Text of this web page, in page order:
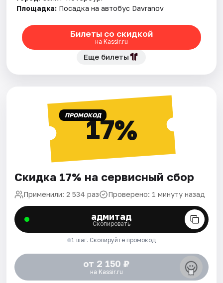
Площадка: Посадка на автобус Davranov
Билеты со скидкой
на Kassir.ru
Еще билеты
ПРОМОКОД17%
Скидка 17% на сервисный сбор
Применили: 2 534 раз Проверено: 1 минуту назад
адмитад
Скопировать
1 шаг. Скопируйте промокод
от 2 150 ₽
на Kassir.ru